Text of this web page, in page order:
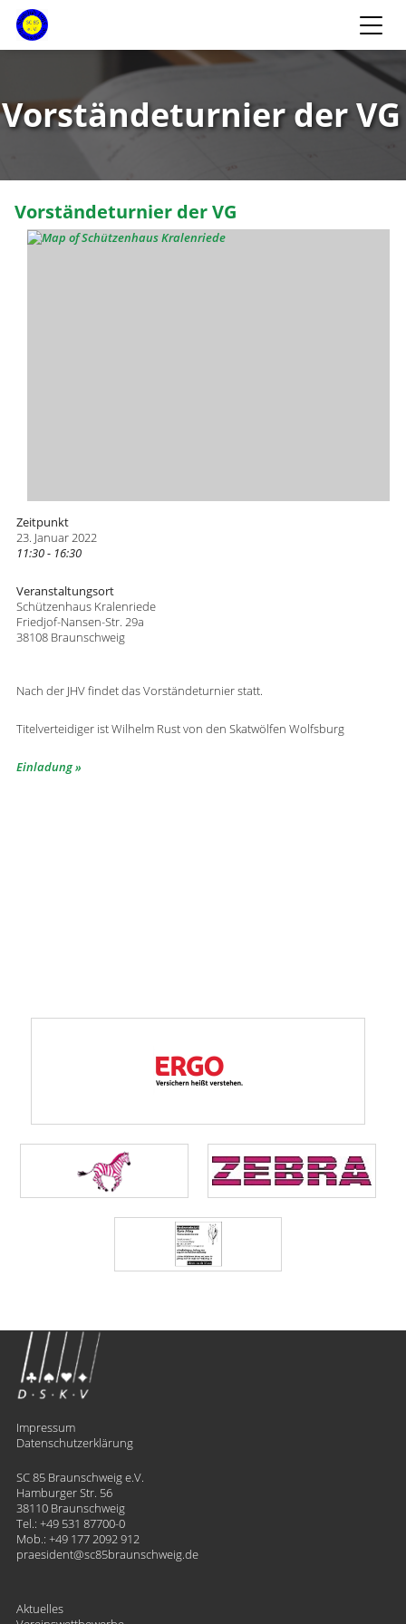
Vorständeturnier der VG
Vorständeturnier der VG
Zeitpunkt
23. Januar 2022
11:30 - 16:30
Veranstaltungsort
Schützenhaus Kralenriede
Friedjof-Nansen-Str. 29a
38108 Braunschweig
Nach der JHV findet das Vorständeturnier statt.
Titelverteidiger ist Wilhelm Rust von den Skatwölfen Wolfsburg
Einladung
Impressum
Datenschutzerklärung
SC 85 Braunschweig e.V.
Hamburger Str. 56
38110 Braunschweig
Tel.: +49 531 87700-0
Mob.: +49 177 2092 912
praesident
​sc85braunschweig.de
Aktuelles